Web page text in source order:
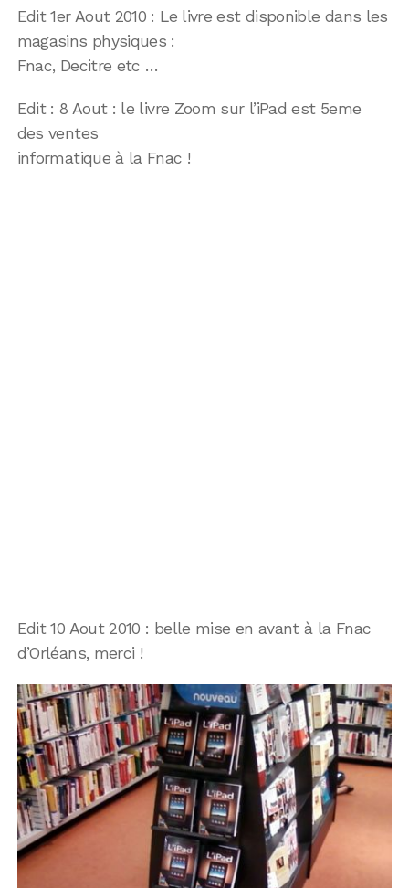
Edit 1er Aout 2010 : Le livre est disponible dans les
magasins physiques :
Fnac, Decitre etc …
Edit : 8 Aout : le livre Zoom sur l’iPad est 5eme
des ventes
informatique à la Fnac !
Edit 10 Aout 2010 : belle mise en avant à la Fnac
d’Orléans, merci !